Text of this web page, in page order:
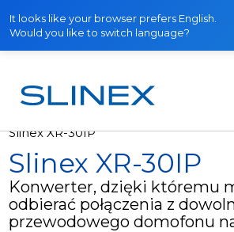
It looks like your browser prefers English.
Would you like to switch language?
Strona główna Produkty
Slinex XR-30IP
Slinex XR-30IP
Konwerter, dzięki któremu
odbierać połączenia z
przewodowego domofonu